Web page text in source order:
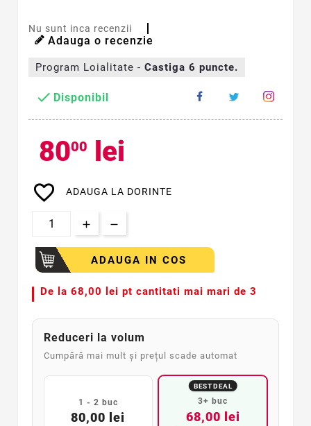
Nu sunt inca recenzii
Adauga o recenzie
Program Loialitate - Castiga 6 puncte.
 Disponibil
8000 lei
favorite_border ADAUGA LA DORINTE
ADAUGA IN COS
De la 68,00 lei pt cantitati mai mari de 3
Reduceri la volum
Cumpără mai mult și prețul scade automat
1 - 2 buc
80,00 lei
BEST DEAL
3+ buc
68,00 lei